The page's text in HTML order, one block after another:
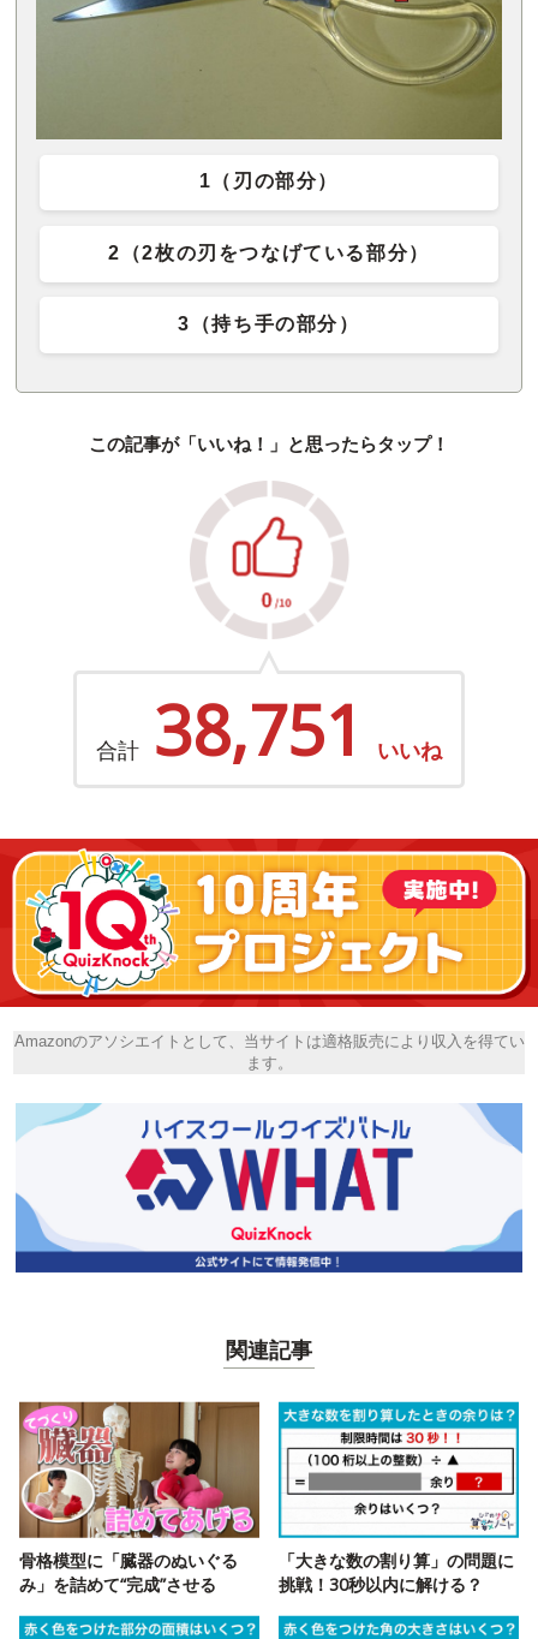
1（刃の部分）
2（2枚の刃をつなげている部分）
3（持ち手の部分）
この記事が「いいね！」と思ったらタップ！
合計 38,751 いいね
Amazonのアソシエイトとして、当サイトは適格販売により収入を得てい
ます。
関連記事
骨格模型に「臓器のぬいぐる
み」を詰めて“完成”させる
「大きな数の割り算」の問題に
挑戦！30秒以内に解ける？